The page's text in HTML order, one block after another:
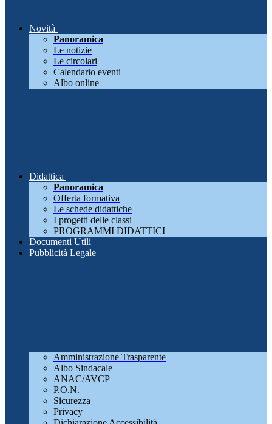
Novità
Panoramica
Le notizie
Le circolari
Calendario eventi
Albo online
Didattica
Panoramica
Offerta formativa
Le schede didattiche
I progetti delle classi
PROGRAMMI DIDATTICI
Documenti Utili
Pubblicità Legale
Amministrazione Trasparente
Albo Sindacale
ANAC/AVCP
P.O.N.
Sicurezza
Privacy